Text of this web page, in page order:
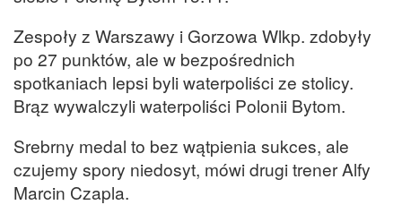
Zespoły z Warszawy i Gorzowa Wlkp. zdobyły
po 27 punktów, ale w bezpośrednich
spotkaniach lepsi byli waterpoliści ze stolicy.
Brąz wywalczyli waterpoliści Polonii Bytom.
Srebrny medal to bez wątpienia sukces, ale
czujemy spory niedosyt, mówi drugi trener Alfy
Marcin Czapla.